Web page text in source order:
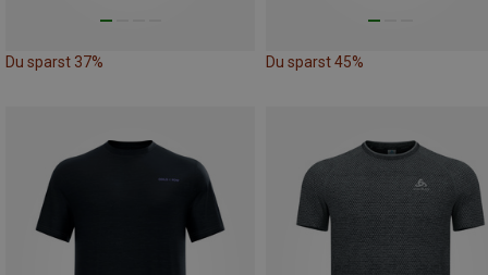
Du sparst 37% Du sparst 45%